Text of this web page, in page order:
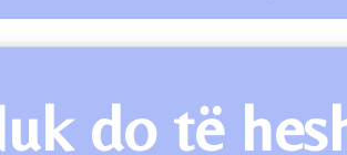
do të